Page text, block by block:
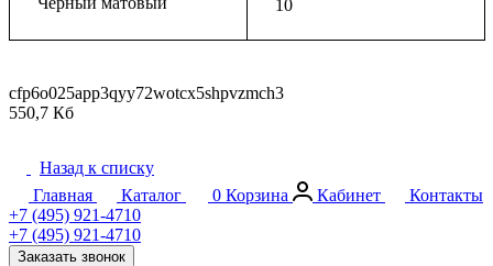
10
cfp6o025app3qyy72wotcx5shpvzmch3
550,7 Кб
Назад к списку
Главная
Каталог 0 Корзина Кабинет
Контакты
+7 (495) 921-4710
+7 (495) 921-4710
Заказать звонок